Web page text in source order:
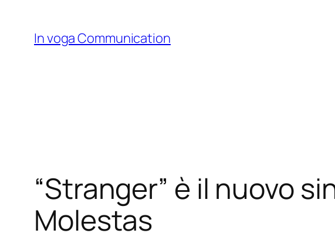
content
In voga Communication
“Stranger” è il nuovo
Molestas